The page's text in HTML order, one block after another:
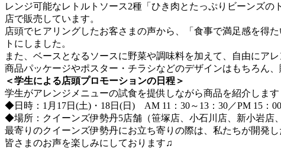
レンジ可能なレトルトソース2種「ひき肉とたっぷりビーンズ
店で販売しています。
店頭でヒアリングしたお客さまの声から、「食事で満足感を得
トにしました。
また、ベースとなるソースに野菜や調味料を加えて、自由にア
商品パッケージやポスター・チラシなどのデザインはもちろん
＜学生による店頭プロモーションの日程＞
学生がアレンジメニューの試食を提供しながら商品を紹介します
◆日時：1月17日(土)・18日(日) AM 11：30～13：30／PM 15：
◆場所：クイーンズ伊勢丹5店舗（笹塚店、小石川店、新小岩店
最寄りのクイーンズ伊勢丹にお立ち寄りの際は、私たちが開発
皆さまのお声を楽しみにしております♫